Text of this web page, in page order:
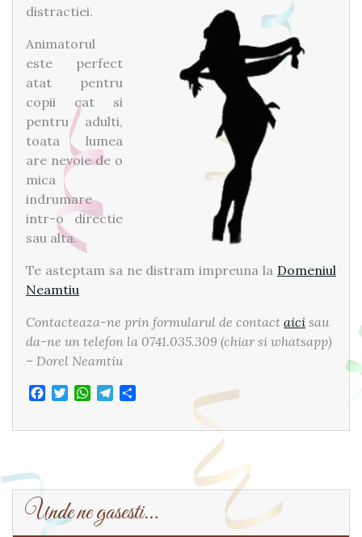
distractiei.
Animatorul
este perfect
atat pentru
copii cat si
pentru adulti,
toata lumea
are nevoie de o
mica
indrumare
intr-o directie
sau alta.
Te asteptam sa ne distram impreuna la Domeniul
Neamtiu
Contacteaza-ne prin formularul de contact aici sau
da-ne un telefon la 0741.035.309 (chiar si whatsapp)
– Dorel Neamtiu
Facebook
TwitterWhatsApp
Telegram
Unde ne gasesti…